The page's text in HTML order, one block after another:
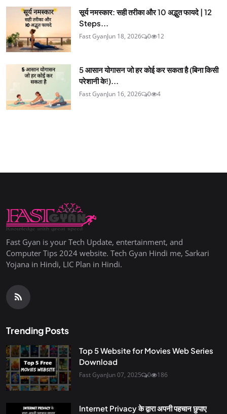
सूर्य नमस्कार: सही तरीका और 10 अद्भुत फायदे | 12
Steps...
Fast GyanJun 18, 2026 0 12
5 आसान योगासन जो हर कोई कर सकता है (बिना किसी
परेशानी के!)...
Fast GyanJun 16, 2026 0 4
Fast Gyan is your Tech Update, entertainment, and
Computer Tips 2024 website. Tech Gyan Hindi me, Sarkari
Yojana in Hindi, LIC Plan in Hindi.
Trending Posts
Top 5 Website for Movies Web Series
Download
Fast GyanJun 07, 2025 0 186
Internet Privacy के द्वारा अपनी पहचान छुपाए